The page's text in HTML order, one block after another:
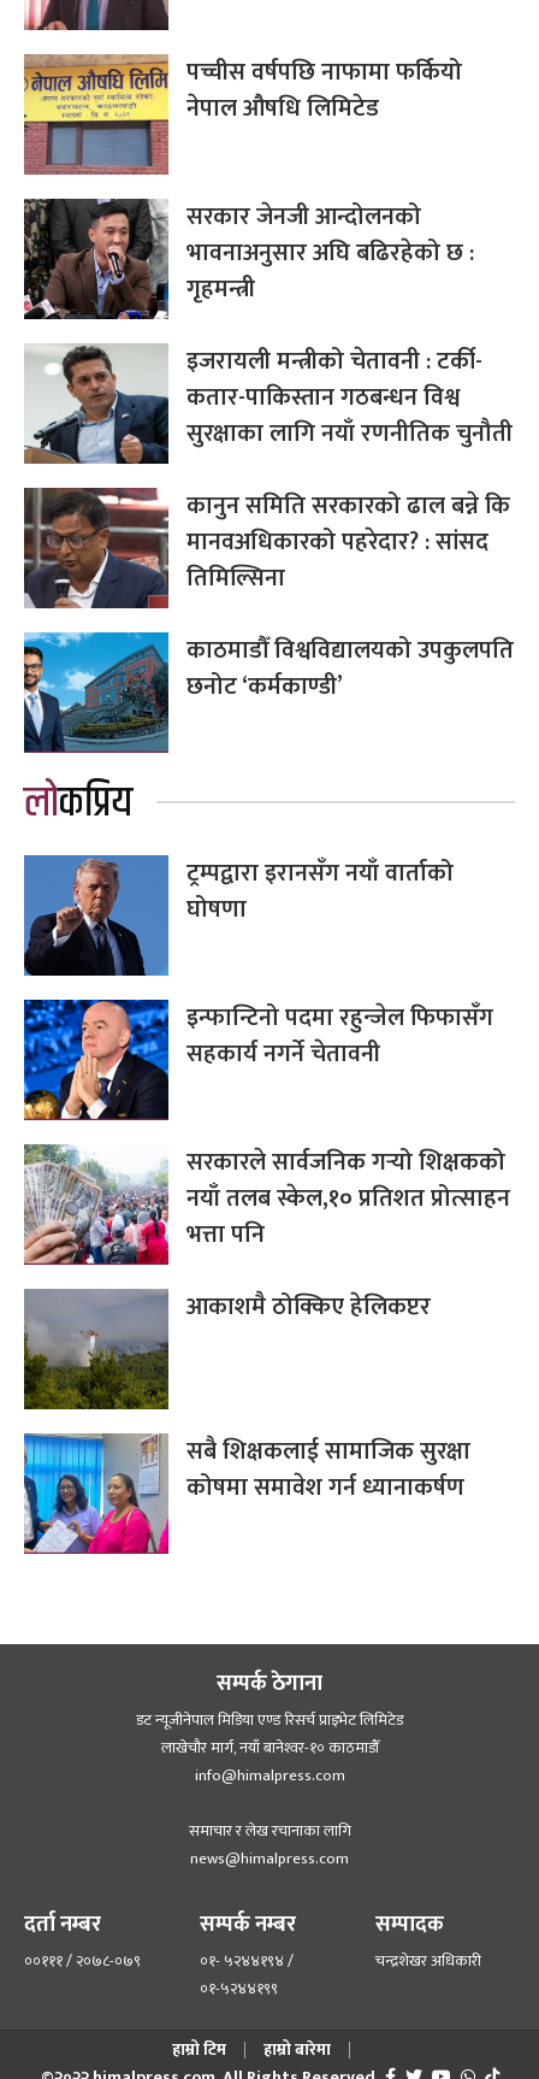
पच्चीस वर्षपछि नाफामा फर्कियो
नेपाल औषधि लिमिटेड
सरकार जेनजी आन्दोलनको
भावनाअनुसार अघि बढिरहेको छ :
गृहमन्त्री
इजरायली मन्त्रीको चेतावनी : टर्की-
कतार-पाकिस्तान गठबन्धन विश्व
सुरक्षाका लागि नयाँ रणनीतिक चुनौती
कानुन समिति सरकारको ढाल बन्ने कि
मानवअधिकारको पहरेदार? : सांसद
तिमिल्सिना
काठमाडौँ विश्वविद्यालयको उपकुलपति
छनोट ‘कर्मकाण्डी’
लोकप्रिय
ट्रम्पद्वारा इरानसँग नयाँ वार्ताको
घोषणा
इन्फान्टिनो पदमा रहुन्जेल फिफासँग
सहकार्य नगर्ने चेतावनी
सरकारले सार्वजनिक गर्‍यो शिक्षकको
नयाँ तलब स्केल,१० प्रतिशत प्रोत्साहन
भत्ता पनि
आकाशमै ठोक्किए हेलिकप्टर
सबै शिक्षकलाई सामाजिक सुरक्षा
कोषमा समावेश गर्न ध्यानाकर्षण
सम्पर्क ठेगाना
डट न्यूजीनेपाल मिडिया एण्ड रिसर्च प्राइभेट लिमिटेड
लाखेचौर मार्ग, नयाँ बानेश्‍वर-१० काठमाडौँ
info@himalpress.com
समाचार र लेख रचानाका लागि
news@himalpress.com
दर्ता नम्बर
००१११ / २०७८-०७९
सम्पर्क नम्बर
०१- ५२४४१९४ /
०१-५२४४१९९
सम्पादक
चन्द्रशेखर अधिकारी
हाम्रो टिम
हाम्रो बारेमा